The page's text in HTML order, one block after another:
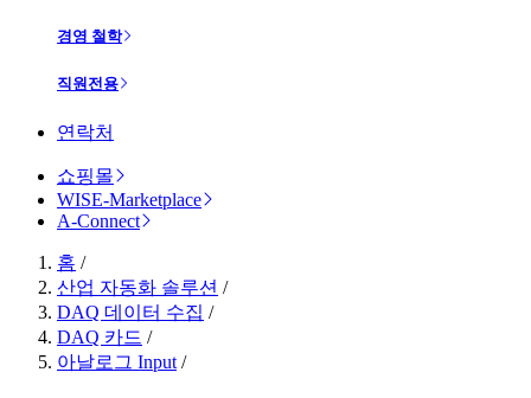
경영 철학
직원전용
연락처
쇼핑몰
WISE-Marketplace
A-Connect
홈 /
산업 자동화 솔루션 /
DAQ 데이터 수집 /
DAQ 카드 /
아날로그 Input /